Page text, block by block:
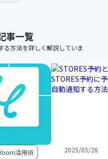
事一覧
る方法を詳しく解説していま
活用術 2025/05/26